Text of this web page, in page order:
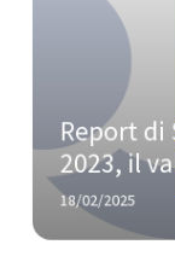
Report
2023, il
18/02/2025